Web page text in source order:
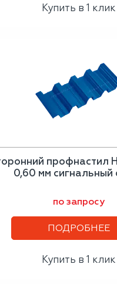
Купить в 1 клик
профнастил
0,60 мм сигнальный
по запросу
ПОДРОБНЕЕ
Купить в 1 клик